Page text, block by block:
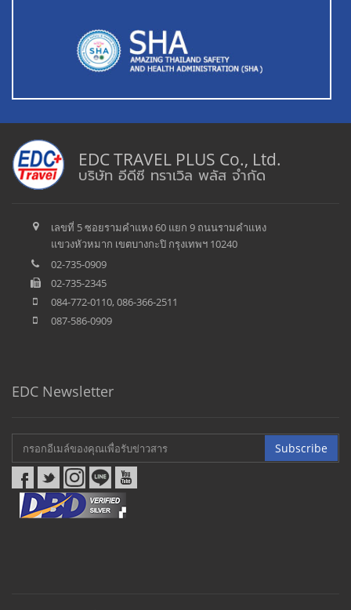
EDC TRAVEL PLUS Co., Ltd.
บริษัท อีดีซี ทราเวิล พลัส จำกัด
เลขที่ 5 ซอยรามคำแหง 60 แยก 9 ถนนรามคำแหง
แขวงหัวหมาก เขตบางกะปิ กรุงเทพฯ 10240
02-735-0909
02-735-2345
084-772-0110, 086-366-2511
087-586-0909
EDC Newsletter
Subscribe